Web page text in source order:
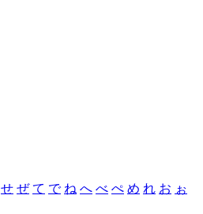
せ ぜ て で ね へ べ ぺ め れ お ぉ